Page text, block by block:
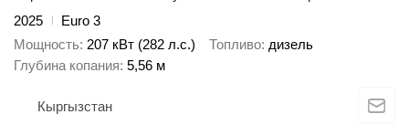
2025
Euro 3
Мощность 207 кВт (282 л.с.) Топливо дизель
Глубина копания 5,56 м
Кыргызстан